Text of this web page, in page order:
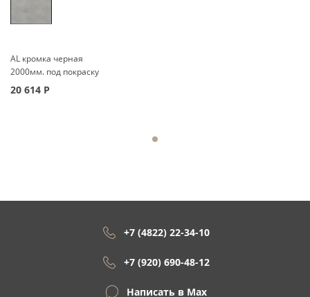
AL кромка черная
2000мм. под покраску
20 614 Р
+7 (4822) 22-34-10
+7 (920) 690-48-12
Написать в Max